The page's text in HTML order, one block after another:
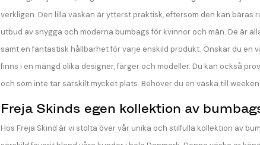
verkligen. Den lilla väskan är ytterst praktisk, eftersom den kan
utbud av snygga och moderna bumbags för kvinnor och män. De är
samt en fantastisk hållbarhet för varje enskild produkt. Önskar du en
finns i en mängd olika designer, färger och modeller. Du kan också
och som inte tar särskilt mycket plats. Behöver du en väska till
Freja Skinds egen kollektion av
Hos Freja Skind är vi stolta över vår unika och stilfulla kollektion av